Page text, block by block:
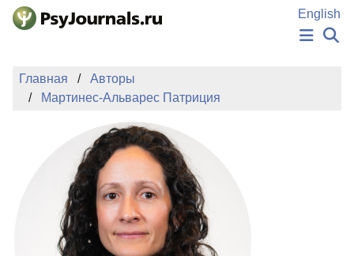
Перейти к основному содержанию
English
ИЗДАНИЯ
АВТОРЫ
ПОДАТЬ РУКОПИСЬ
БАЗА ЗНАНИЙ
КЛЮЧЕВЫЕ СЛОВА
Регистрация
Главная
Авторы
Мартинес-Альварес Патриция